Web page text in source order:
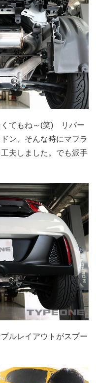
くてもね～(笑) リバー
ン、そんな時にマフラ
夫しました。でも派手
ルレイアウトがスプー